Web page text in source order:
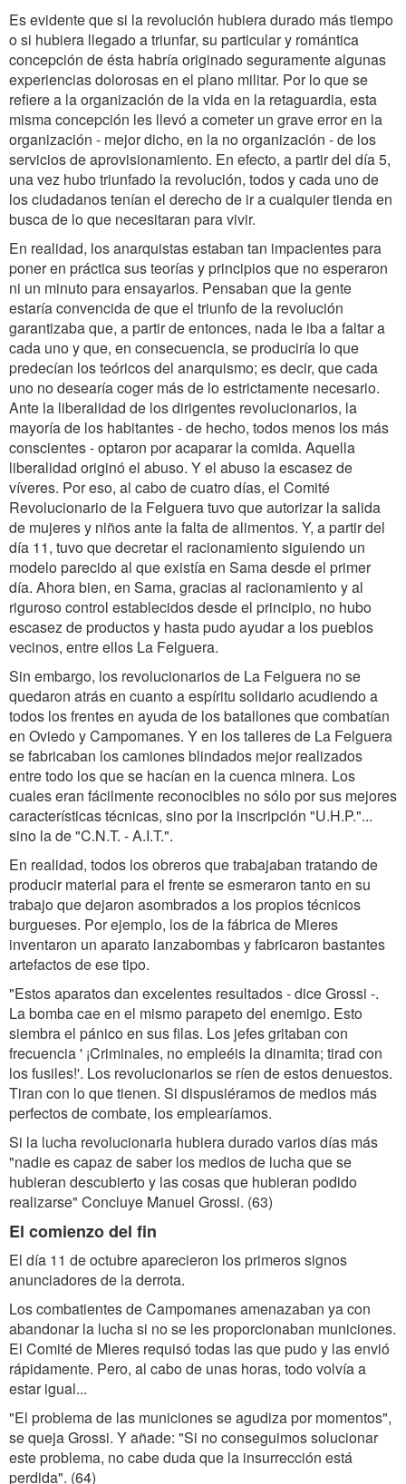
Es evidente que si la revolución hubiera durado más tiempo
o si hubiera llegado a triunfar, su particular y romántica
concepción de ésta habría originado seguramente algunas
experiencias dolorosas en el plano militar. Por lo que se
refiere a la organización de la vida en la retaguardia, esta
misma concepción les llevó a cometer un grave error en la
organización - mejor dicho, en la no organización - de los
servicios de aprovisionamiento. En efecto, a partir del día 5,
una vez hubo triunfado la revolución, todos y cada uno de
los ciudadanos tenían el derecho de ir a cualquier tienda en
busca de lo que necesitaran para vivir.
En realidad, los anarquistas estaban tan impacientes para
poner en práctica sus teorías y principios que no esperaron
ni un minuto para ensayarlos. Pensaban que la gente
estaría convencida de que el triunfo de la revolución
garantizaba que, a partir de entonces, nada le iba a faltar a
cada uno y que, en consecuencia, se produciría lo que
predecían los teóricos del anarquismo; es decir, que cada
uno no desearía coger más de lo estrictamente necesario.
Ante la liberalidad de los dirigentes revolucionarios, la
mayoría de los habitantes - de hecho, todos menos los más
conscientes - optaron por acaparar la comida. Aquella
liberalidad originó el abuso. Y el abuso la escasez de
víveres. Por eso, al cabo de cuatro días, el Comité
Revolucionario de la Felguera tuvo que autorizar la salida
de mujeres y niños ante la falta de alimentos. Y, a partir del
día 11, tuvo que decretar el racionamiento siguiendo un
modelo parecido al que existía en Sama desde el primer
día. Ahora bien, en Sama, gracias al racionamiento y al
riguroso control establecidos desde el principio, no hubo
escasez de productos y hasta pudo ayudar a los pueblos
vecinos, entre ellos La Felguera.
Sin embargo, los revolucionarios de La Felguera no se
quedaron atrás en cuanto a espíritu solidario acudiendo a
todos los frentes en ayuda de los batallones que combatían
en Oviedo y Campomanes. Y en los talleres de La Felguera
se fabricaban los camiones blindados mejor realizados
entre todo los que se hacían en la cuenca minera. Los
cuales eran fácilmente reconocibles no sólo por sus mejores
características técnicas, sino por la inscripción "U.H.P."...
sino la de "C.N.T. - A.I.T.".
En realidad, todos los obreros que trabajaban tratando de
producir material para el frente se esmeraron tanto en su
trabajo que dejaron asombrados a los propios técnicos
burgueses. Por ejemplo, los de la fábrica de Mieres
inventaron un aparato lanzabombas y fabricaron bastantes
artefactos de ese tipo.
"Estos aparatos dan excelentes resultados - dice Grossi -.
La bomba cae en el mismo parapeto del enemigo. Esto
siembra el pánico en sus filas. Los jefes gritaban con
frecuencia ' ¡Criminales, no empleéis la dinamita; tirad con
los fusiles!'. Los revolucionarios se ríen de estos denuestos.
Tiran con lo que tienen. Si dispusiéramos de medios más
perfectos de combate, los emplearíamos.
Si la lucha revolucionaria hubiera durado varios días más
"nadie es capaz de saber los medios de lucha que se
hubieran descubierto y las cosas que hubieran podido
realizarse" Concluye Manuel Grossi. (63)
El comienzo del fin
El día 11 de octubre aparecieron los primeros signos
anunciadores de la derrota.
Los combatientes de Campomanes amenazaban ya con
abandonar la lucha si no se les proporcionaban municiones.
El Comité de Mieres requisó todas las que pudo y las envió
rápidamente. Pero, al cabo de unas horas, todo volvía a
estar igual...
"El problema de las municiones se agudiza por momentos",
se queja Grossi. Y añade: "Si no conseguimos solucionar
este problema, no cabe duda que la insurrección está
perdida". (64)